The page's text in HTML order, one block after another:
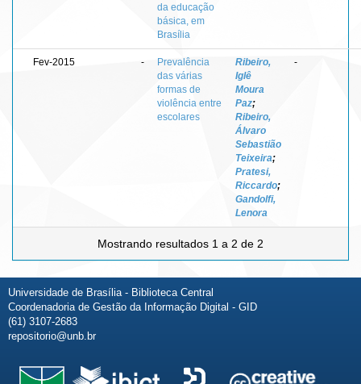
da educação
básica, em
Brasília
Fev-2015 -
Prevalência
das várias
formas de
violência entre
escolares
Ribeiro,
Iglê
Moura
Paz;
Ribeiro,
Álvaro
Sebastião
Teixeira;
Pratesi,
Riccardo;
Gandolfi,
Lenora
-
Mostrando resultados 1 a 2 de 2
Universidade de Brasília - Biblioteca Central
Coordenadoria de Gestão da Informação Digital - GID
(61) 3107-2683
repositorio@unb.br